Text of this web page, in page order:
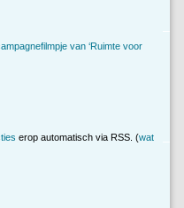
van ‘Ruimte voor
erop automatisch via RSS. (wat